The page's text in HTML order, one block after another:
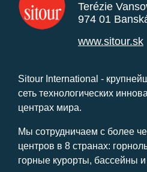
Terézie
974 01
www.sitour.sk
Sitour International -
сеть технологических
центрах мира.
Мы сотрудничаем с более
центров в 8 странах:
горные курорты, бассейны и